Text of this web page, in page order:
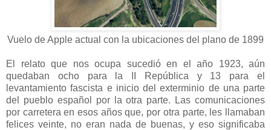
Vuelo de Apple actual con la ubicaciones del plano de 1899
El relato que nos ocupa sucedió en el año 1923, aún
quedaban ocho para la II República y 13 para el
levantamiento fascista e inicio del exterminio de una parte
del pueblo español por la otra parte. Las comunicaciones
por carretera en esos años que, por otra parte, les llamaban
felices veinte, no eran nada de buenas, y eso significaba